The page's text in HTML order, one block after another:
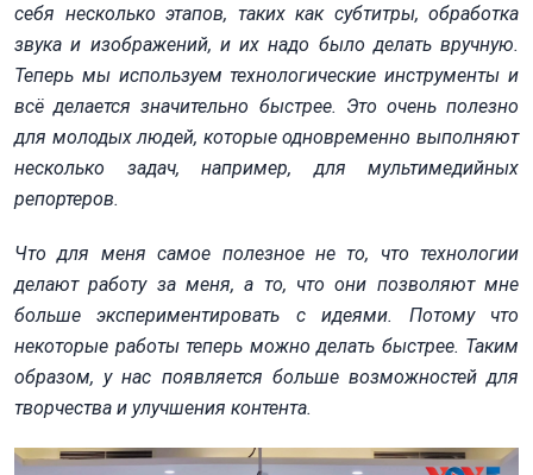
себя несколько этапов, таких как субтитры, обработка
звука и изображений, и их надо было делать вручную.
Теперь мы используем технологические инструменты и
всё делается значительно быстрее. Это очень полезно
для молодых людей, которые одновременно выполняют
несколько задач, например, для мультимедийных
репортеров.
Что для меня самое полезное не то, что технологии
делают работу за меня, а то, что они позволяют мне
больше экспериментировать с идеями. Потому что
некоторые работы теперь можно делать быстрее. Таким
образом, у нас появляется больше возможностей для
творчества и улучшения контента.